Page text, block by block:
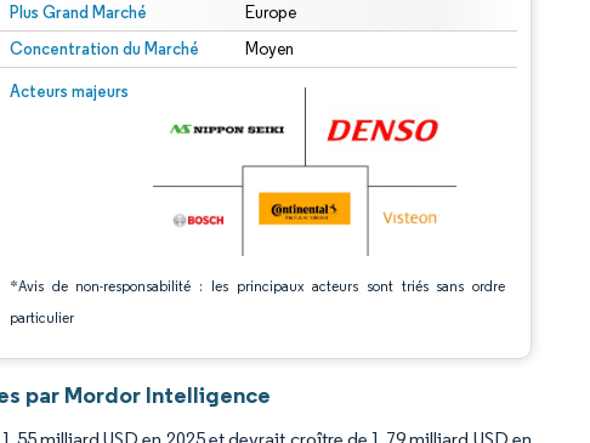
Plus Grand Marché Europe
Concentration du Marché Moyen
Acteurs majeurs
*Avis de non-responsabilité : les principaux acteurs sont triés sans ordre
particulier
Image © Mordor Intelligence. La réutilisation nécessite une attribution sous CC BY 4.0.
par Mordor Intelligence